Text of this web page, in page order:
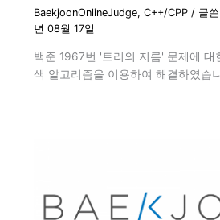
BaekjoonOnlineJudge, C++/CPP/ 글쓴
년 08월 17일
백준 1967번 '트리의 지름' 문제에 대
색 알고리즘을 이용하여 해결하였습